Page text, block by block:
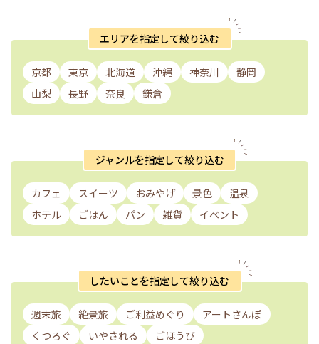
エリアを指定して絞り込む
京都 東京 北海道 沖縄 神奈川
静岡
山梨
長野 奈良 鎌倉
ジャンルを指定して絞り込む
カフェ スイーツ おみやげ 景色
温泉
ホテル
ごはん パン 雑貨 イベント
したいことを指定して絞り込む
週末旅 絶景旅 ご利益めぐり
アートさんぽ
くつろぐ
いやされる ごほうび